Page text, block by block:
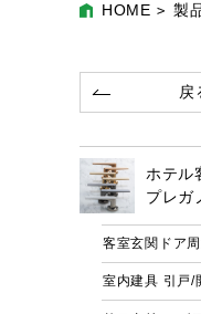
HOME 製
戻
ホテ
プレガ
客室玄関ドア
室内建具 引戸/